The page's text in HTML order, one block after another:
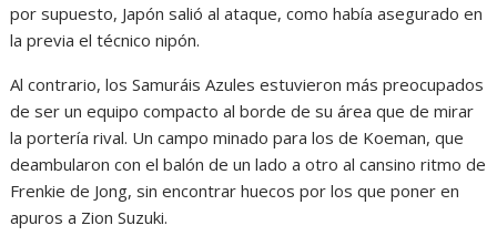
por supuesto, Japón salió al ataque, como había asegurado en
la previa el técnico nipón.
Al contrario, los Samuráis Azules estuvieron más preocupados
de ser un equipo compacto al borde de su área que de mirar
la portería rival. Un campo minado para los de Koeman, que
deambularon con el balón de un lado a otro al cansino ritmo de
Frenkie de Jong, sin encontrar huecos por los que poner en
apuros a Zion Suzuki.